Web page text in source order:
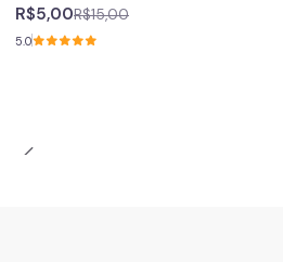
R$5,00R$15,00
5.0